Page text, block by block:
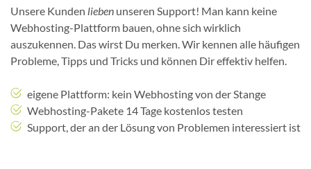
Unsere Kunden lieben unseren Support! Man kann keine
Webhosting-Plattform bauen, ohne sich wirklich
auszukennen. Das wirst Du merken. Wir kennen alle häufigen
Probleme, Tipps und Tricks und können Dir effektiv helfen.
eigene Plattform: kein Webhosting von der Stange
Webhosting-Pakete 14 Tage kostenlos testen
Support, der an der Lösung von Problemen interessiert ist